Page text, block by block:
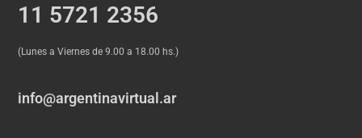
11 5721 2356
(Lunes a Viernes de 9.00 a 18.00 hs.)
info@argentinavirtual.ar